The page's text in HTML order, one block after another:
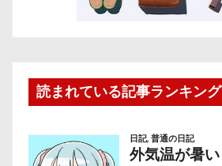
読まれている記事ランキング